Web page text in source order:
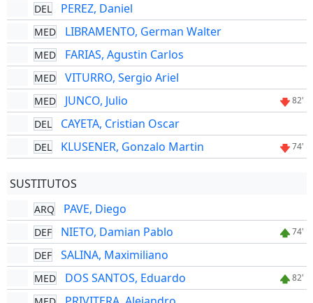
DEL PEREZ, Daniel
MED LIBRAMENTO, German Walter
MED FARIAS, Agustin Carlos
MED VITURRO, Sergio Ariel
MED JUNCO, Julio 82'
DEL CAYETA, Cristian Oscar
DEL KLUSENER, Gonzalo Martin 74'
SUSTITUTOS
ARQ PAVE, Diego
DEF NIETO, Damian Pablo 74'
DEF SALINA, Maximiliano
MED DOS SANTOS, Eduardo 82'